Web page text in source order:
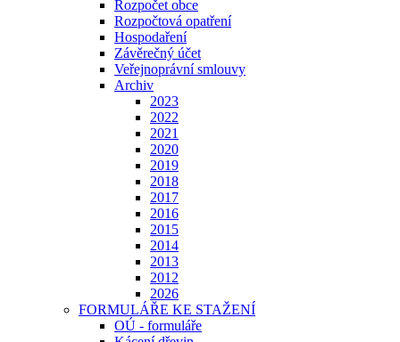
Rozpočet obce
Rozpočtová opatření
Hospodaření
Závěrečný účet
Veřejnoprávní smlouvy
Archiv
2023
2022
2021
2020
2019
2018
2017
2016
2015
2014
2013
2012
2026
FORMULÁŘE KE STAŽENÍ
OÚ - formuláře